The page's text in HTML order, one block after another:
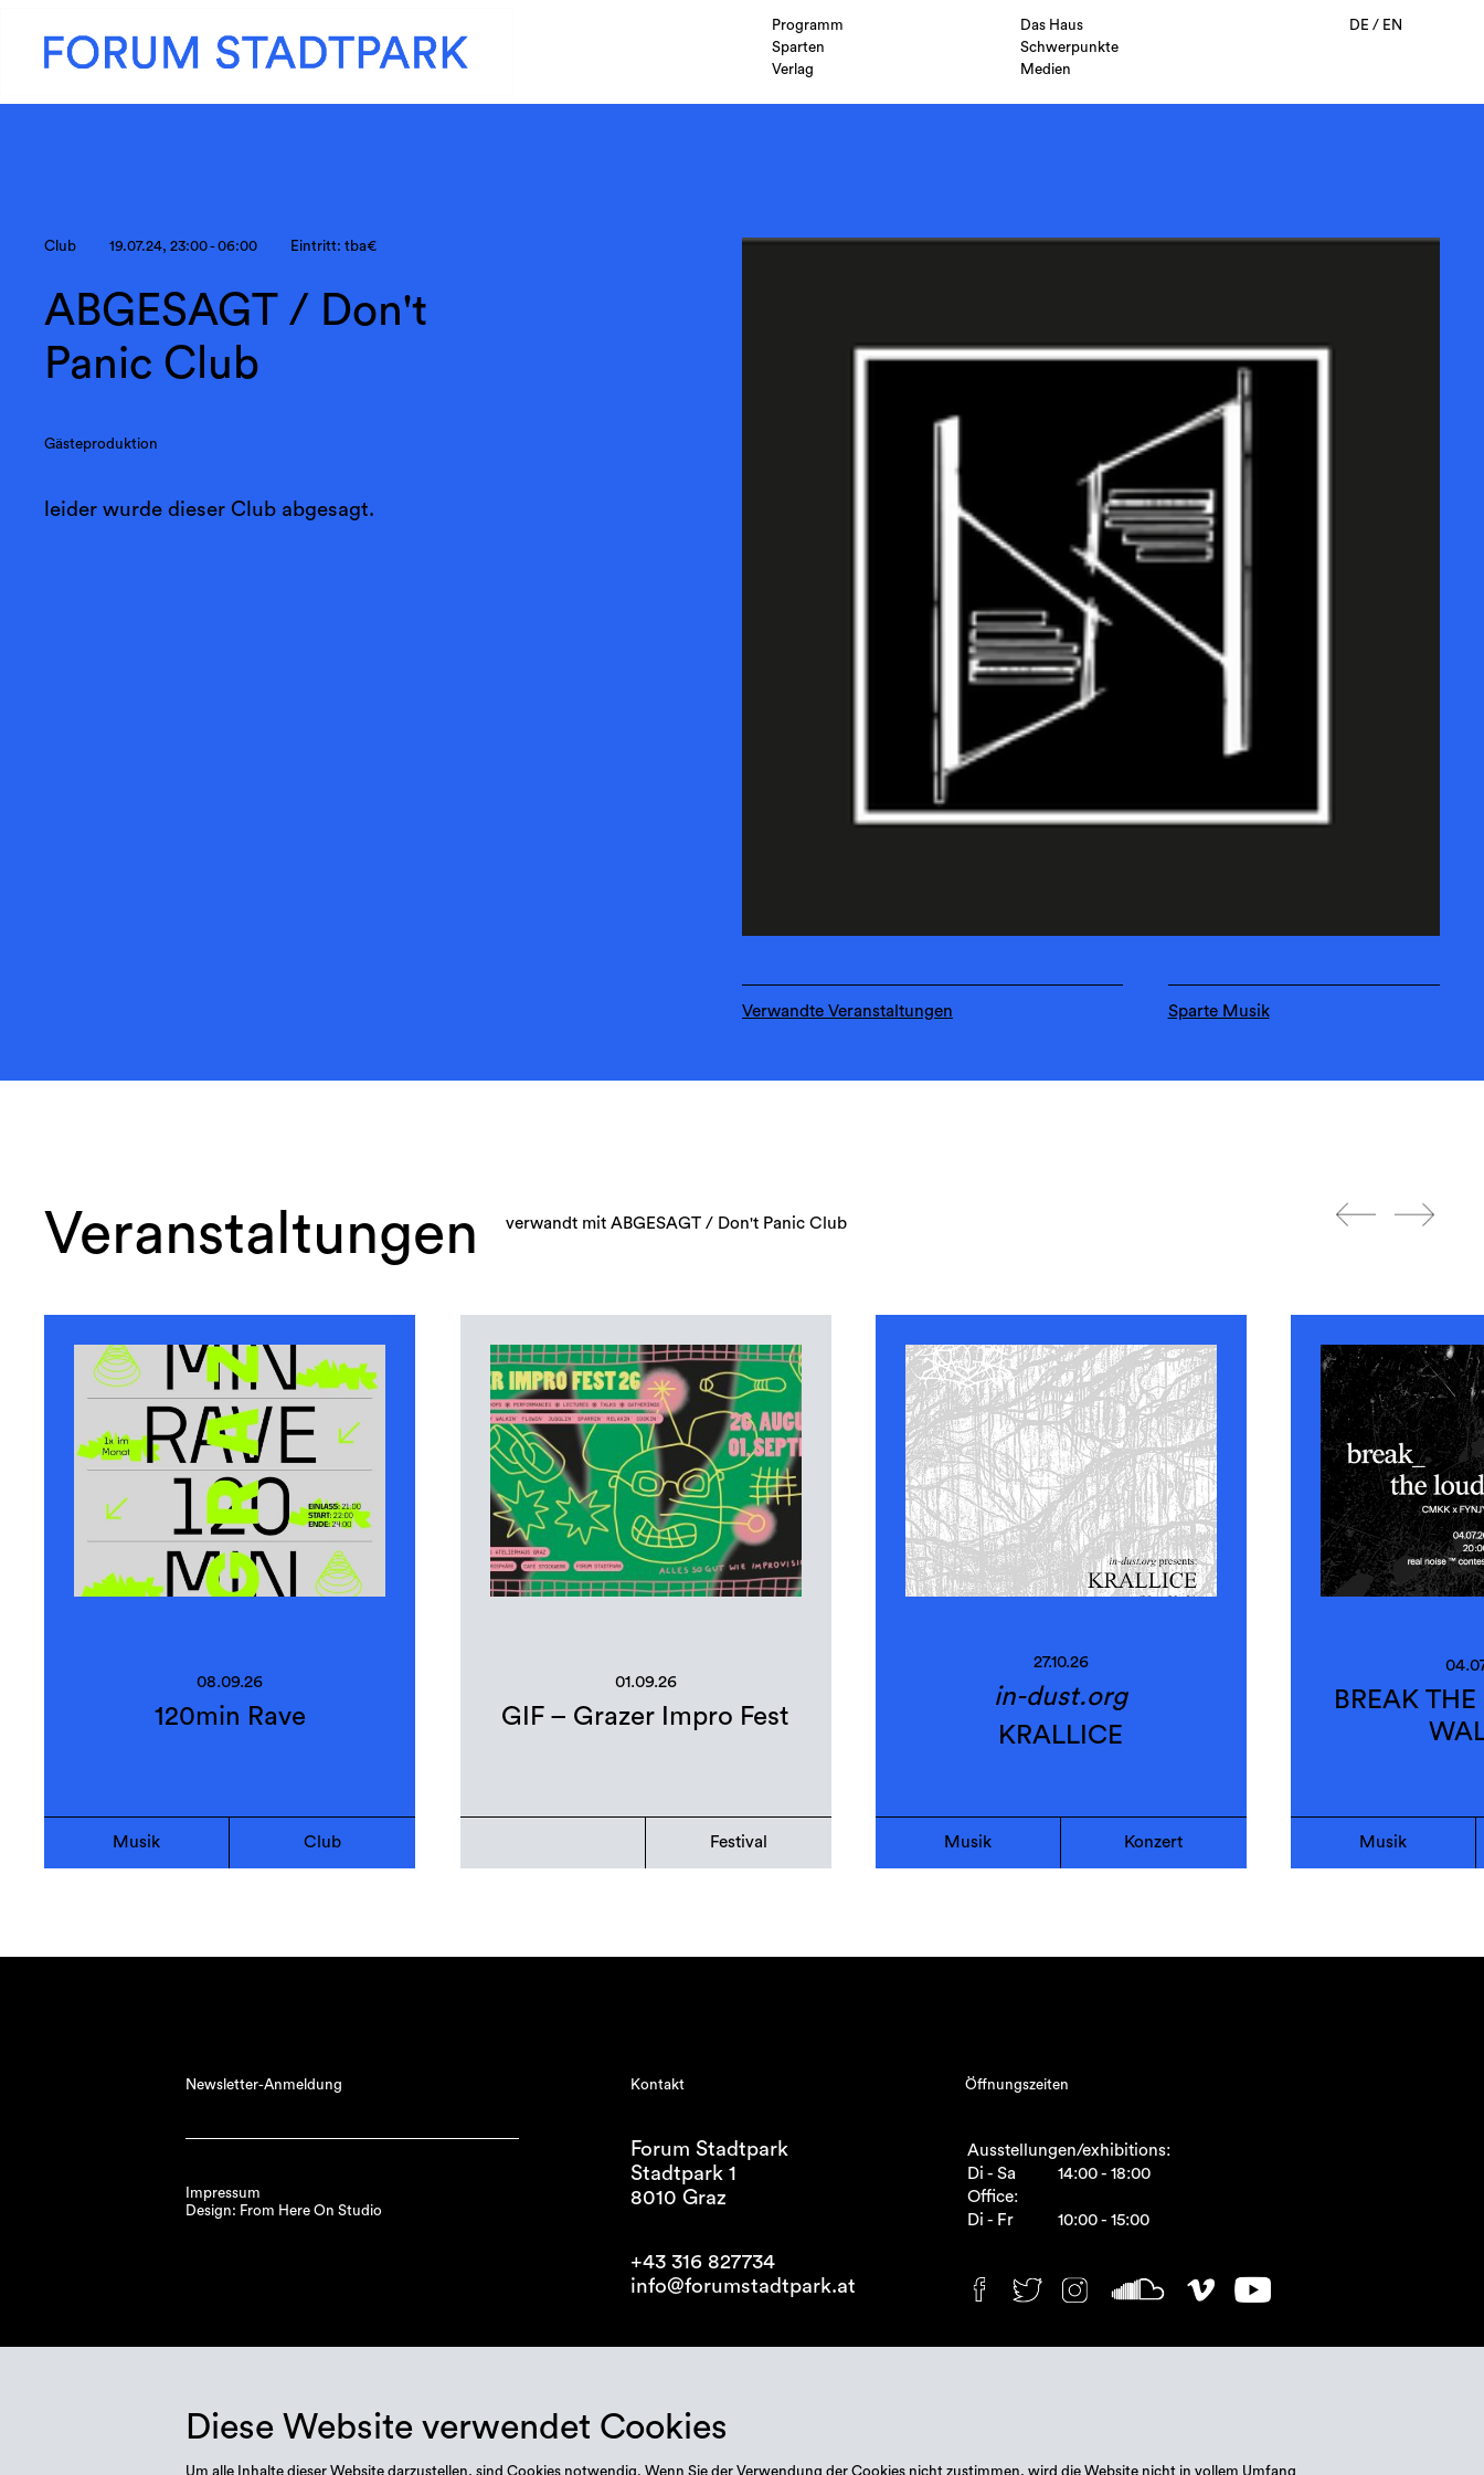
Programm
Das Haus
Sparten
Schwerpunkte
Verlag
Medien
DE/ EN
Club 19.07.24, 23:00 - 06:00 Eintritt: tba€
ABGESAGT / Don't
Panic Club
Gästeproduktion
leider wurde dieser Club abgesagt.
Verwandte Veranstaltungen Sparte Musik
Veranstaltungen verwandt mit ABGESAGT / Don't Panic Club
08.09.26
120min Rave
Musik Club
01.09.26
GIF – Grazer Impro Fest
Festival
27.10.26
in-dust.org
KRALLICE
Musik Konzert
BREAK
Musik
Newsletter-Anmeldung
Impressum
Design: From Here On Studio
Kontakt
Forum Stadtpark
Stadtpark 1
8010 Graz
+43 316 827734
info@forumstadtpark.at
Öffnungszeiten
Ausstellungen/exhibitions:
Di - Sa
14:00 - 18:00
Office:
Di - Fr
10:00 - 15:00
Diese Website verwendet Cookies